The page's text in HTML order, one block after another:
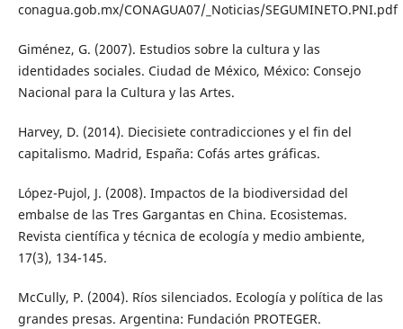
conagua.gob.mx/CONAGUA07/_Noticias/SEGUMINETO.PNI.pdf
Giménez, G. (2007). Estudios sobre la cultura y las
identidades sociales. Ciudad de México, México: Consejo
Nacional para la Cultura y las Artes.
Harvey, D. (2014). Diecisiete contradicciones y el fin del
capitalismo. Madrid, España: Cofás artes gráficas.
López-Pujol, J. (2008). Impactos de la biodiversidad del
embalse de las Tres Gargantas en China. Ecosistemas.
Revista científica y técnica de ecología y medio ambiente,
17(3), 134-145.
McCully, P. (2004). Ríos silenciados. Ecología y política de las
grandes presas. Argentina: Fundación PROTEGER.